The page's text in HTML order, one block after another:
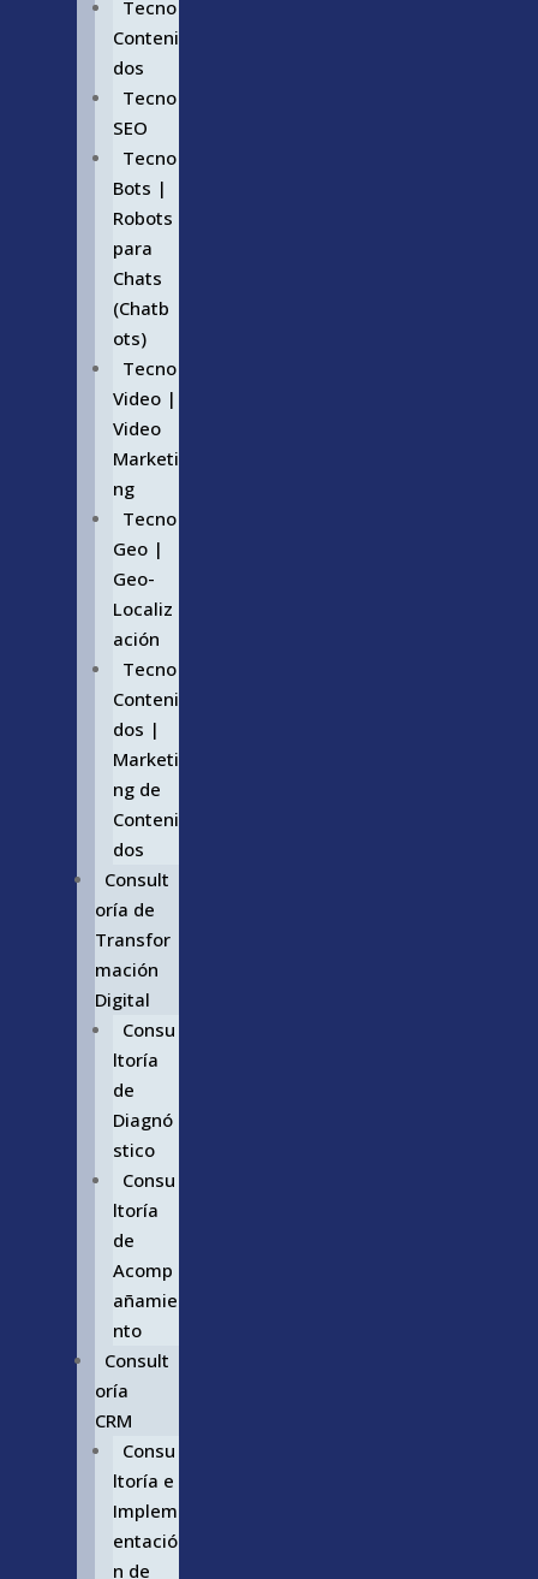
Tecno
Conteni
dos
Tecno
SEO
Tecno
Bots |
Robots
para
Chats
(Chatb
ots)
Tecno
Video |
Video
Marketi
ng
Tecno
Geo |
Geo-
Localiz
ación
Tecno
Conteni
dos |
Marketi
ng de
Conteni
dos
Consult
oría de
Transfor
mación
Digital
Consu
ltoría
de
Diagnó
stico
Consu
ltoría
de
Acomp
añamie
nto
Consult
oría
CRM
Consu
ltoría e
Implem
entació
n de